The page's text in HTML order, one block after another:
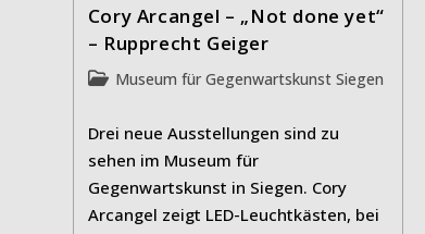
Cory Arcangel – „Not done yet“
– Rupprecht Geiger
Beitrags-
Museum für Gegenwartskunst Siegen
Drei neue Ausstellungen sind zu
sehen im Museum für
Gegenwartskunst in Siegen. Cory
Arcangel zeigt LED-Leuchtkästen, bei